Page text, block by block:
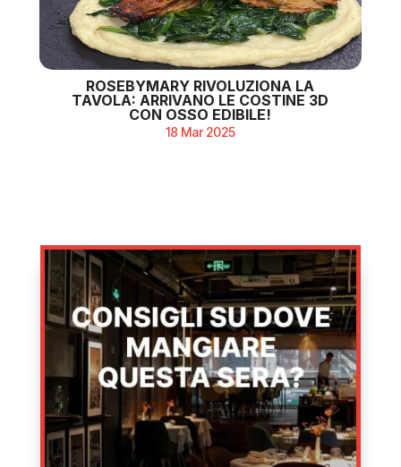
ROSEBYMARY RIVOLUZIONA LA
TAVOLA: ARRIVANO LE COSTINE 3D
CON OSSO EDIBILE!
18 Mar 2025